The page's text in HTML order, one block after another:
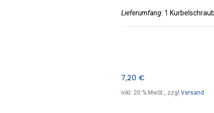
Lieferumfang: 1
7,20 €
inkl. 20 % MwSt., zzgl Versand